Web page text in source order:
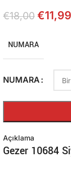
€18,00 €11,99
NUMARA
NUMARA
Açıklama
Gezer 10684